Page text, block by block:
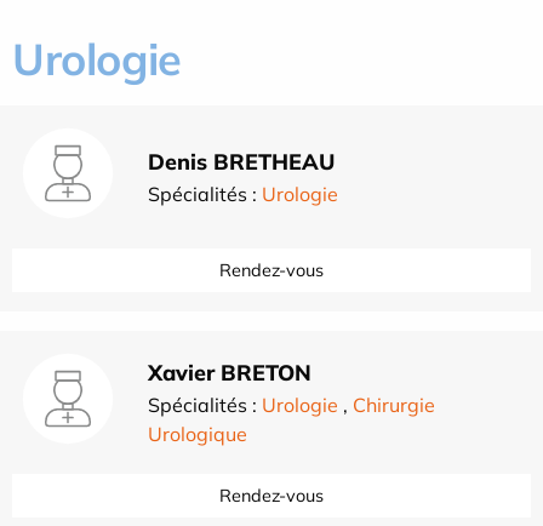
Urologie
Denis BRETHEAU
Spécialités : Urologie
Rendez-vous
Xavier BRETON
Spécialités : Urologie , Chirurgie
Urologique
Rendez-vous